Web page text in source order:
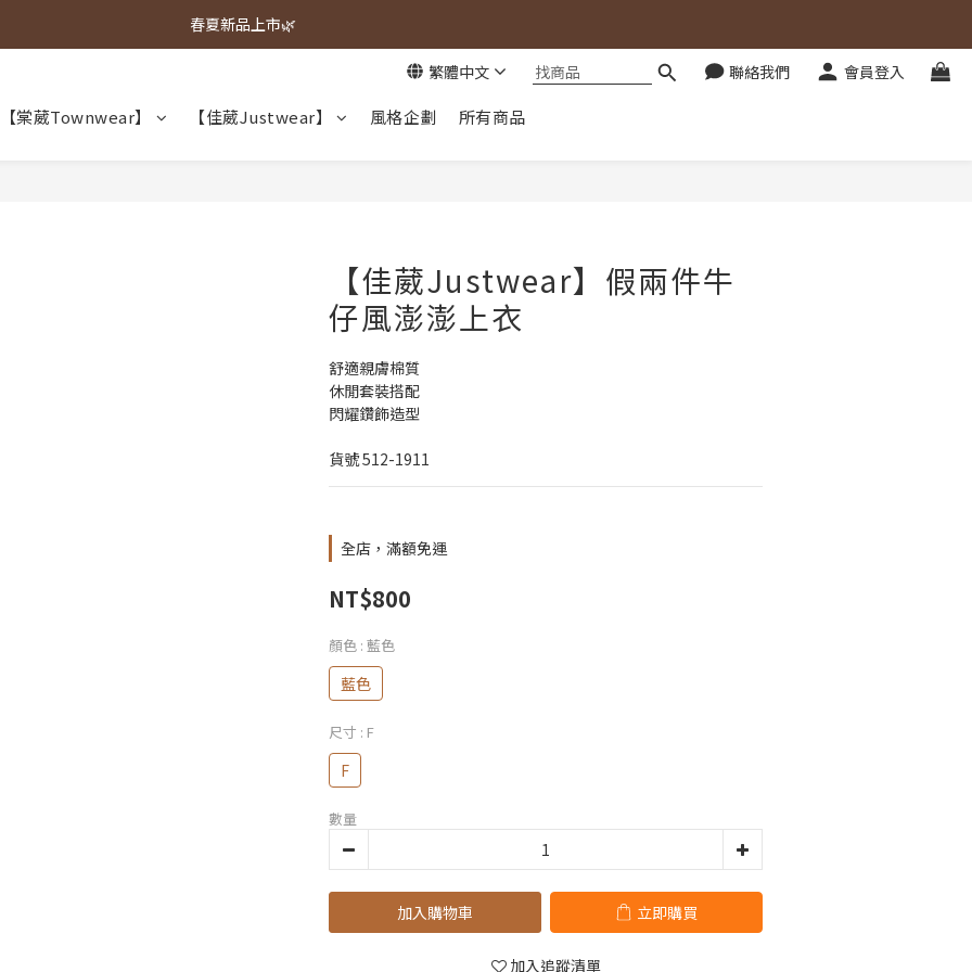
春夏新品上市🌿
春夏新品上市🌿
春夏新品上市🌿
繁體中文 聯絡我們 會員登入
【棠葳Townwear】 【佳葳Justwear】 風格企劃 所有商品
【佳葳Justwear】假兩件牛
仔風澎澎上衣
舒適親膚棉質
休閒套裝搭配
閃耀鑽飾造型
貨號 512-1911
全店，滿額免運
NT$800
顏色 : 藍色
藍色
尺寸 : F
F
數量
加入購物車 立即購買
加入追蹤清單